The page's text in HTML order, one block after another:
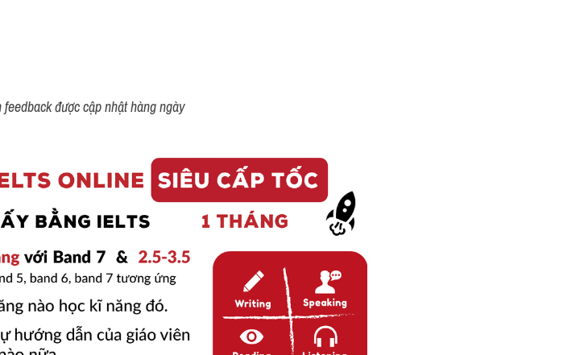
được cập nhật hàng ngày